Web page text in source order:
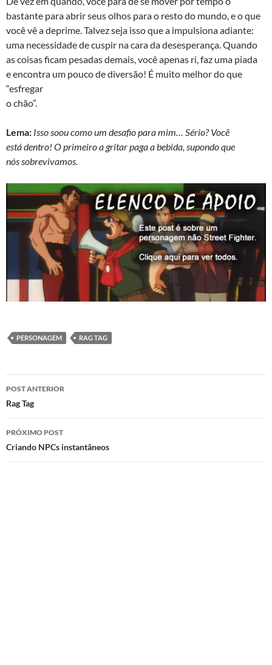
bastante para abrir seus olhos para o resto do mundo, e o que
você vê a deprime. Talvez seja isso que a impulsiona adiante:
uma necessidade de cuspir na cara da desesperança. Quando
as coisas ficam pesadas demais, você apenas ri, faz uma piada
e encontra um pouco de diversão! É muito melhor do que
“esfregar
o chão”.
Lema: Isso soou como um desafio para mim… Sério? Você
está dentro! O primeiro a gritar paga a bebida, supondo que
nós sobrevivamos.
PERSONAGEM RAG TAG
Navegação
de
posts
POST ANTERIOR
Rag Tag
PRÓXIMO POST
Criando NPCs instantâneos